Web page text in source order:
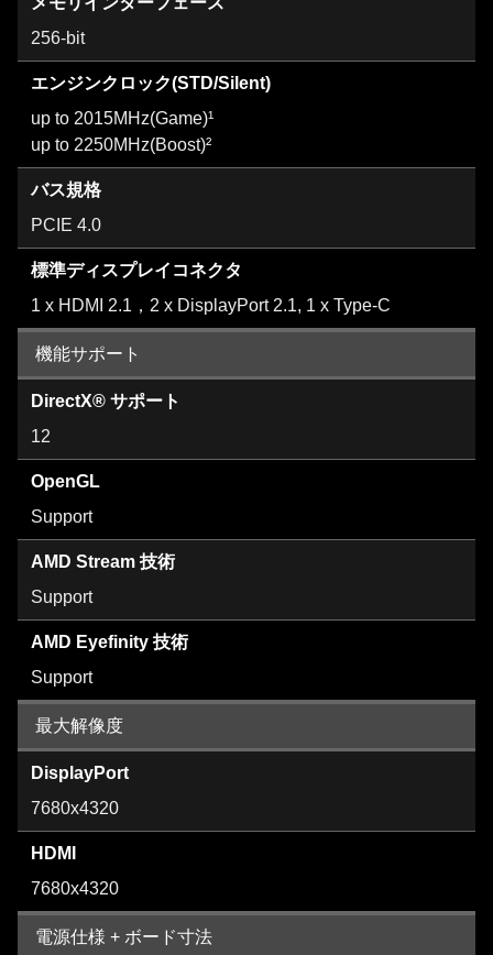
256-bit
エンジンクロック(STD/Silent)
up to 2015MHz(Game)¹
up to 2250MHz(Boost)²
バス規格
PCIE 4.0
標準ディスプレイコネクタ
1 x HDMI 2.1，2 x DisplayPort 2.1, 1 x Type-C
機能サポート
DirectX® サポート
12
OpenGL
Support
AMD Stream 技術
Support
AMD Eyefinity 技術
Support
最大解像度
DisplayPort
7680x4320
HDMI
7680x4320
電源仕様 + ボード寸法